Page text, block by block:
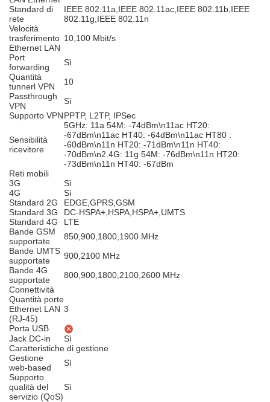
Standard di
rete
IEEE 802.11a,IEEE 802.11ac,IEEE 802.11b,IEEE
802.11g,IEEE 802.11n
Velocità
trasferimento
Ethernet LAN
10,100 Mbit/s
Port
forwarding
Sì
Quantità
tunnerl VPN
10
Passthrough
VPN
Sì
Supporto VPNPPTP, L2TP, IPSec
Sensibilità
ricevitore
5GHz: 11a 54M: -74dBm\n11ac HT20:
-67dBm\n11ac HT40: -64dBm\n11ac HT80 :
-60dBm\n11n HT20: -71dBm\n11n HT40:
-70dBm\n2.4G: 11g 54M: -76dBm\n11n HT20:
-73dBm\n11n HT40: -67dBm
Reti mobili
3G
Sì
4G
Sì
Standard 2G
EDGE,GPRS,GSM
Standard 3G
DC-HSPA+,HSPA,HSPA+,UMTS
Standard 4G
LTE
Bande GSM
supportate
850,900,1800,1900 MHz
Bande UMTS
supportate
900,2100 MHz
Bande 4G
supportate
800,900,1800,2100,2600 MHz
Connettività
Quantità porte
Ethernet LAN
(RJ-45)
3
Porta USB
Jack DC-in
Sì
Caratteristiche di gestione
Gestione
web-based
Sì
Supporto
qualità del
servizio (QoS)
Sì